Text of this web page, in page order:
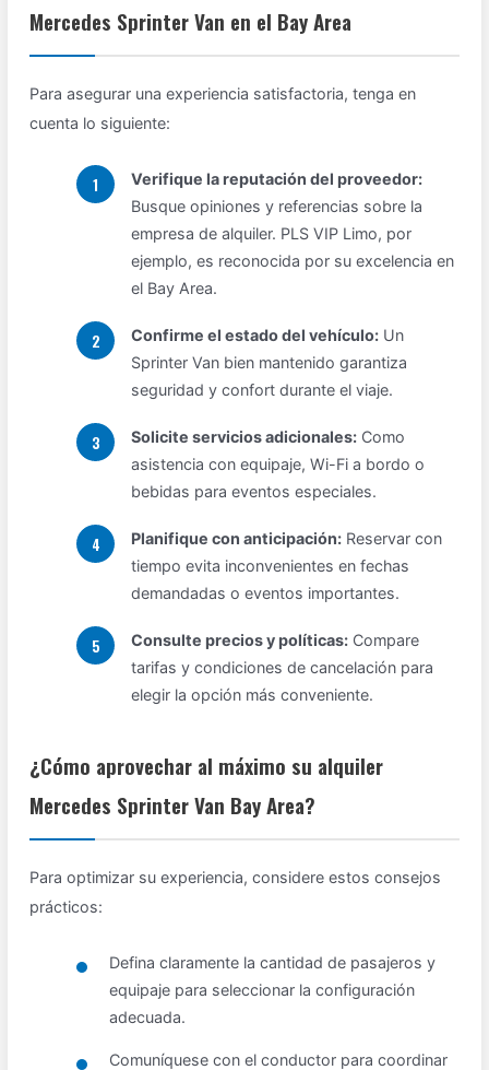
Mercedes Sprinter Van en el Bay Area
Para asegurar una experiencia satisfactoria, tenga en
cuenta lo siguiente:
Verifique la reputación del proveedor:
Busque opiniones y referencias sobre la
empresa de alquiler. PLS VIP Limo, por
ejemplo, es reconocida por su excelencia en
el Bay Area.
Confirme el estado del vehículo: Un
Sprinter Van bien mantenido garantiza
seguridad y confort durante el viaje.
Solicite servicios adicionales: Como
asistencia con equipaje, Wi-Fi a bordo o
bebidas para eventos especiales.
Planifique con anticipación: Reservar con
tiempo evita inconvenientes en fechas
demandadas o eventos importantes.
Consulte precios y políticas: Compare
tarifas y condiciones de cancelación para
elegir la opción más conveniente.
¿Cómo aprovechar al máximo su alquiler
Mercedes Sprinter Van Bay Area?
Para optimizar su experiencia, considere estos consejos
prácticos:
Defina claramente la cantidad de pasajeros y
equipaje para seleccionar la configuración
adecuada.
Comuníquese con el conductor para coordinar